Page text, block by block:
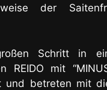
der
Schritt in
REIDO mit
und betreten mit